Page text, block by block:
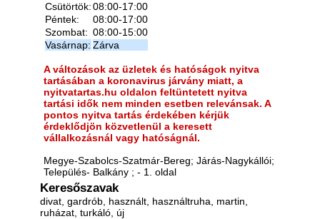
Csütörtök:08:00-17:00
Péntek:
08:00-17:00
Szombat: 08:00-15:00
Vasárnap: Zárva
A változások az üzletek és hatóságok nyitva
tartásában a koronavirus járvány miatt, a
nyitvatartas.hu oldalon feltüntetett nyitva
tartási idők nem minden esetben relevánsak. A
pontos nyitva tartás érdekében kérjük
érdeklődjön közvetlenül a keresett
vállalkozásnál vagy hatóságnál.
Megye-Szabolcs-Szatmár-Bereg; Járás-Nagykállói;
Település- Balkány ; - 1. oldal
Keresőszavak
divat, gardrób, használt, használtruha, martin,
ruházat, turkáló, új